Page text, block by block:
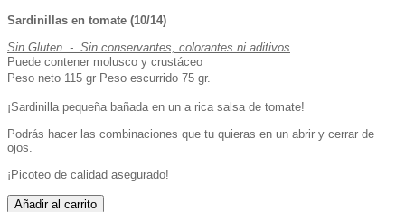
Sardinillas en tomate (10/14)
Sin Gluten - Sin conservantes, colorantes ni aditivos
Puede contener molusco y crustáceo
Peso neto 115 gr Peso escurrido 75 gr.
¡Sardinilla pequeña bañada en un a rica salsa de tomate!
Podrás hacer las combinaciones que tu quieras en un abrir y cerrar de
ojos.
¡Picoteo de calidad asegurado!
Añadir al carrito